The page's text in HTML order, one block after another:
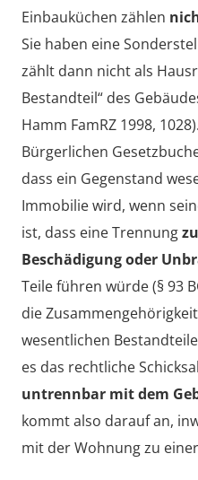
Einbauküchen zählen
Sie haben eine
zählt dann nicht als
Bestandteil“ des
Hamm FamRZ 1998,
Bürgerlichen
dass ein Gegenstand
Immobilie wird, wenn
ist, dass eine Trennung
Beschädigung oder
Teile führen würde (§ 93
die
wesentlichen
es das rechtliche
untrennbar mit dem
kommt also darauf an,
mit der Wohnung zu